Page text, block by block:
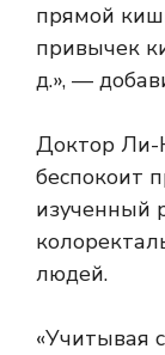
прямой
привычек
д.», —
Доктор Ли-
беспокоит
изученный
людей.
«Учитывая